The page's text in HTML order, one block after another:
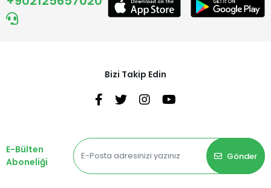
Bizi Takip Edin
E-Bülten
Aboneliği
Gönder